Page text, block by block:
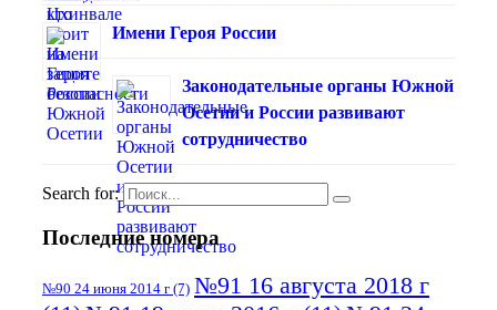
Имени Героя России
Законодательные органы Южной
Осетии и России развивают
сотрудничество
Search for:
Последние номера
№90 24 июня 2014 г (7) №91 16 августа 2018 г